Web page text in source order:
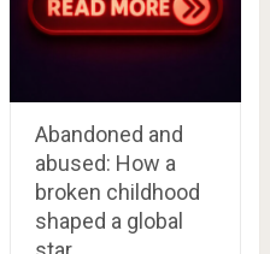
Abandoned and
abused: How a
broken childhood
shaped a global